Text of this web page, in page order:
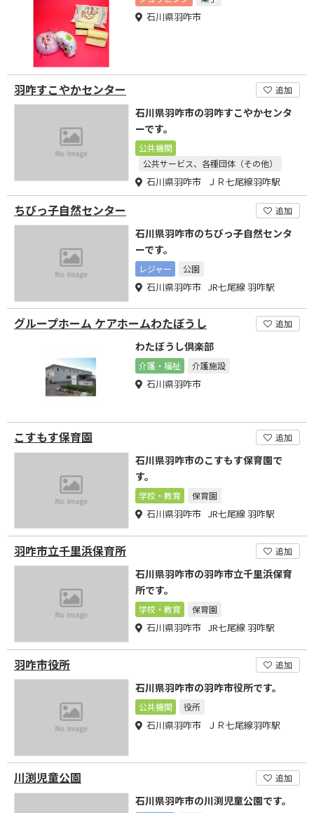
石川県羽咋市
羽咋すこやかセンター 追加
石川県羽咋市の羽咋すこやかセンタ
ーです。
公共機関
公共サービス、各種団体（その他）
石川県羽咋市 ＪＲ七尾線羽咋駅
ちびっ子自然センター 追加
石川県羽咋市のちびっ子自然センタ
ーです。
レジャー 公園
石川県羽咋市 JR七尾線 羽咋駅
グループホーム ケアホームわたぼうし 追加
わたぼうし倶楽部
介護・福祉 介護施設
石川県羽咋市
こすもす保育園 追加
石川県羽咋市のこすもす保育園で
す。
学校・教育 保育園
石川県羽咋市 JR七尾線 羽咋駅
羽咋市立千里浜保育所 追加
石川県羽咋市の羽咋市立千里浜保育
所です。
学校・教育 保育園
石川県羽咋市 JR七尾線 羽咋駅
羽咋市役所 追加
石川県羽咋市の羽咋市役所です。
公共機関 役所
石川県羽咋市 ＪＲ七尾線羽咋駅
川渕児童公園 追加
石川県羽咋市の川渕児童公園です。